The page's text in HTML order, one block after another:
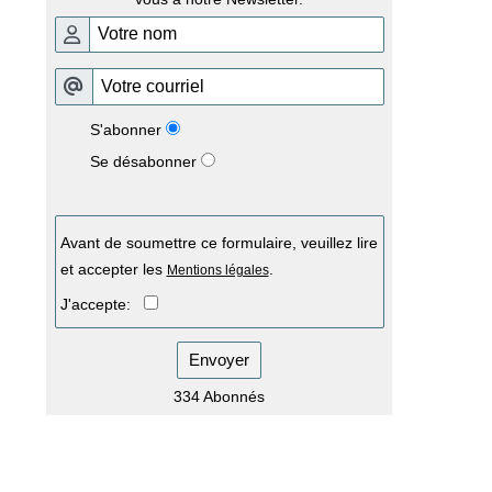
S'abonner
Se désabonner
Avant de soumettre ce formulaire, veuillez lire
et accepter les Mentions légales.
J'accepte:
Envoyer
334 Abonnés